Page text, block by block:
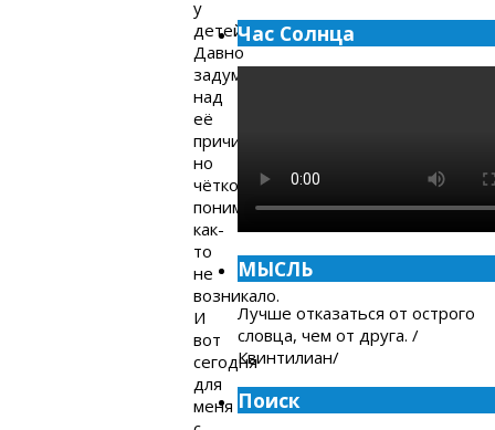
у
детей.
Давно
задумывался
над
её
причинами,
но
чёткого
понимания
как-
то
не
возникало.
И
вот
сегодня
для
меня
Час Солнца
МЫСЛЬ
Лучше отказаться от острого
словца, чем от друга. /
Квинтилиан/
Поиск